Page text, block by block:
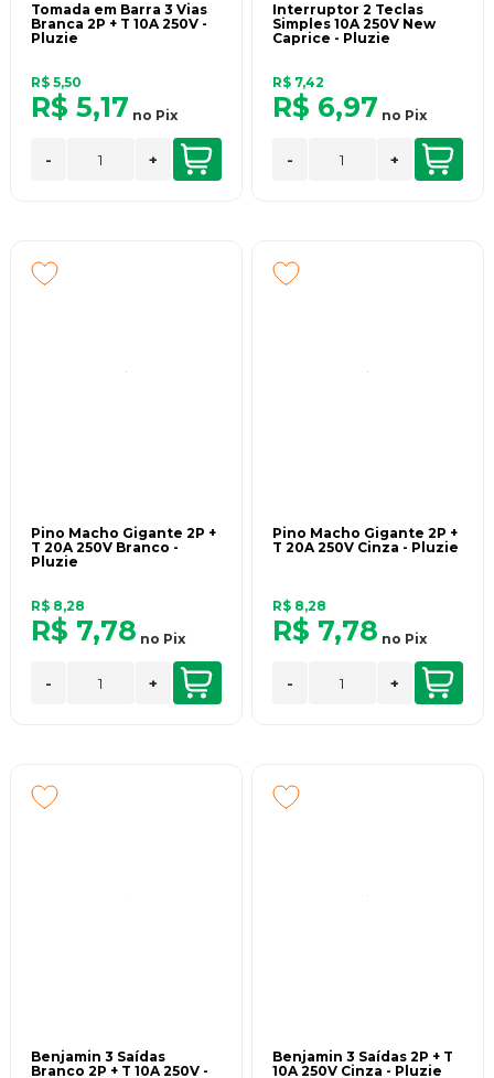
Tomada em Barra 3 Vias
Branca 2P + T 10A 250V -
Pluzie
R$ 5,50
R$ 5,17 no Pix
- +
Interruptor 2 Teclas
Simples 10A 250V New
Caprice - Pluzie
R$ 7,42
R$ 6,97 no Pix
- +
Pino Macho Gigante 2P +
T 20A 250V Branco -
Pluzie
R$ 8,28
R$ 7,78 no Pix
- +
Pino Macho Gigante 2P +
T 20A 250V Cinza - Pluzie
R$ 8,28
R$ 7,78 no Pix
- +
Benjamin 3 Saídas
Branco 2P + T 10A 250V -
Benjamin 3 Saídas 2P + T
10A 250V Cinza - Pluzie